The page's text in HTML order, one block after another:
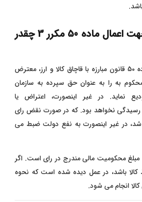
هزینه اعتراض جهت اعمال ماده 50 مکرر 3 چقدر
به موجب تبصره 2 ماده 50 قانون مبارزه با قاچاق کالا و ارز، معترض
محکوم به را به عنوان حق سپرده به سازمان
نماید. در غیر اینصورت، اعتراض یا
رسیدگی نخواهد بود. که در صورت نقض رای
در غیر اینصورت به نفع دولت ضبط می
2 درصد، مبلغ محکومیت مالی مندرج در رای است. اگر
کالا باشد، در عمل دیده شده است که نحوه
انجام می شود.